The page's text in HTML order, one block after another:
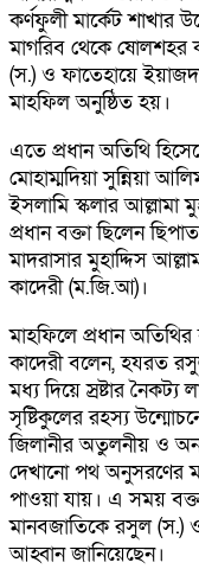
কর্ণফুলী মার্কেট শাখার
মাগরিব থেকে ষোলশহর
(স.) ও ফাতেহায়ে
মাহফিল অনুষ্ঠিত হয়।
এতে প্রধান অতিথি
মোহাম্মদিয়া সুন্নিয়া
ইসলামি স্কলার আল্লামা
প্রধান বক্তা ছিলেন
মাদরাসার মুহাদ্দিস
কাদেরী (ম.জি.আ)।
মাহফিলে প্রধান
কাদেরী বলেন, হযরত
মধ্য দিয়ে স্রষ্টার
সৃষ্টিকুলের রহস্য
জিলানীর অতুলনীয় ও
দেখানো পথ অনুসরণের
পাওয়া যায়। এ সময়
মানবজাতিকে রসুল (স.)
আহ্বান জানিয়েছেন।